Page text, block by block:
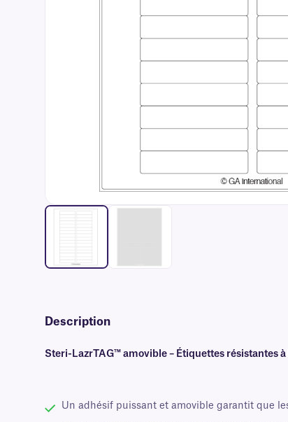
Description
Steri-LazrTAG™ amovible – Étiquettes résistantes
Un adhésif puissant et amovible garantit que